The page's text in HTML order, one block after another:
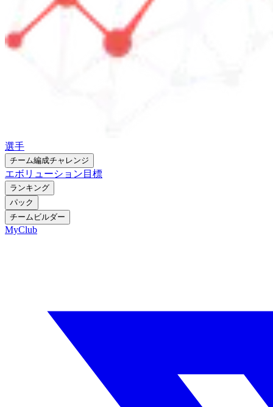
選手
チーム編成チャレンジ
エボリューション 目標
ランキング
パック
チームビルダー
MyClub